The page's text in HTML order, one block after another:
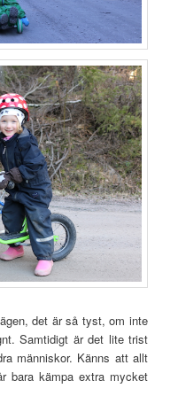
det är så tyst, om inte
Samtidigt är det lite trist
människor. Känns att allt
bara kämpa extra mycket